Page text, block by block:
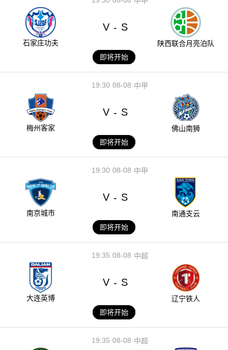
石家庄功夫
V - S
陕西联合月亮泊队
即将开始
08-08
19:30 中甲
梅州客家
V - S
佛山南狮
即将开始
08-08
19:30 中甲
南京城市
V - S
南通支云
即将开始
08-08
19:35 中超
大连英博
V - S
辽宁铁人
即将开始
08-08
19:35 中超